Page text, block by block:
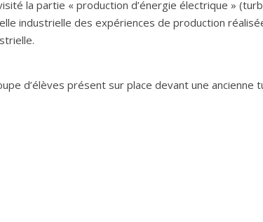
la partie « production d’énergie électrique »
industrielle des expériences de production
d’élèves présent sur place devant une